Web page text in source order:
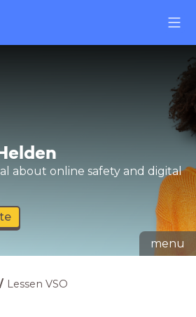
about online safety and digital
menu
Lessen VSO